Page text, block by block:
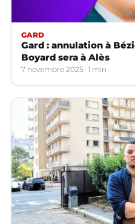
GARD
Gard : annulation à
Boyard sera à Alès
7 novembre 2025 1 min